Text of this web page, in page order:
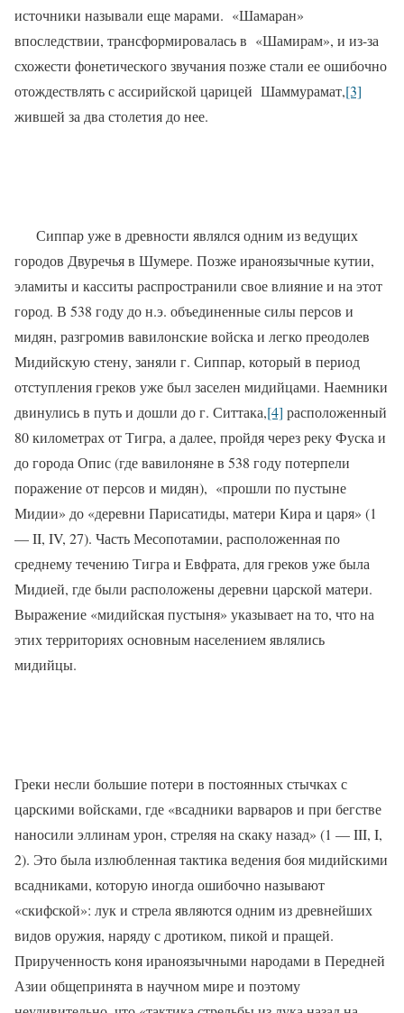
источники называли еще марами. «Шамаран»
впоследствии, трансформировалась в «Шамирам», и из-за
схожести фонетического звучания позже стали ее ошибочно
отождествлять с ассирийской царицей Шаммурамат,[3]
жившей за два столетия до нее.
Сиппар уже в древности являлся одним из ведущих
городов Двуречья в Шумере. Позже ираноязычные кутии,
эламиты и касситы распространили свое влияние и на этот
город. В 538 году до н.э. объединенные силы персов и
мидян, разгромив вавилонские войска и легко преодолев
Мидийскую стену, заняли г. Сиппар, который в период
отступления греков уже был заселен мидийцами. Наемники
двинулись в путь и дошли до г. Ситтака,[4] расположенный
80 километрах от Тигра, а далее, пройдя через реку Фуска и
до города Опис (где вавилоняне в 538 году потерпели
поражение от персов и мидян), «прошли по пустыне
Мидии» до «деревни Парисатиды, матери Кира и царя» (1
—II, IV, 27). Часть Месопотамии, расположенная по
среднему течению Тигра и Евфрата, для греков уже была
Мидией, где были расположены деревни царской матери.
Выражение «мидийская пустыня» указывает на то, что на
этих территориях основным населением являлись
мидийцы.
Греки несли большие потери в постоянных стычках с
царскими войсками, где «всадники варваров и при бегстве
наносили эллинам урон, стреляя на скаку назад» (1 —III, I,
2). Это была излюбленная тактика ведения боя мидийскими
всадниками, которую иногда ошибочно называют
«скифской»: лук и стрела являются одним из древнейших
видов оружия, наряду с дротиком, пикой и пращей.
Прирученность коня ираноязычными народами в Передней
Азии общепринята в научном мире и поэтому